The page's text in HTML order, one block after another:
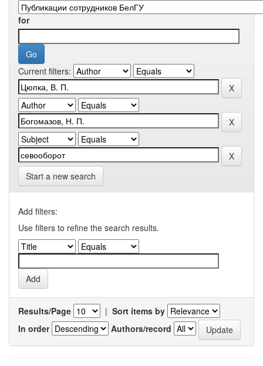
for
Current filters:
Start a new search
Add filters:
Use filters to refine the search results.
Results/Page | Sort items by
In order
Authors/record